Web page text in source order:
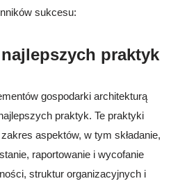
sukcesu:
praktyk
gospodarki architekturą
praktyk. Te praktyki
aspektów, w tym składanie,
raportowanie i wycofanie
struktur organizacyjnych i